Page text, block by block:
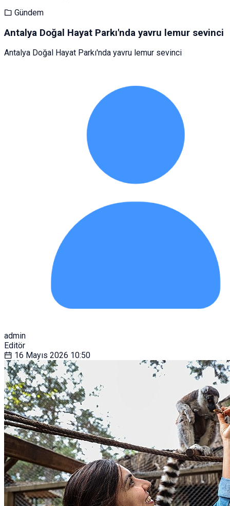
Gündem
Antalya Doğal Hayat Parkı'nda yavru lemur sevinci
Antalya Doğal Hayat Parkı'nda yavru lemur sevinci
admin
Editör
16 Mayıs 2026 10:50